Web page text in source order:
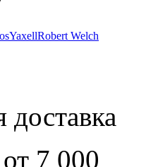
YaxellRobert Welch
доставка
7 000